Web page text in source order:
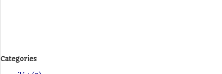
Categories